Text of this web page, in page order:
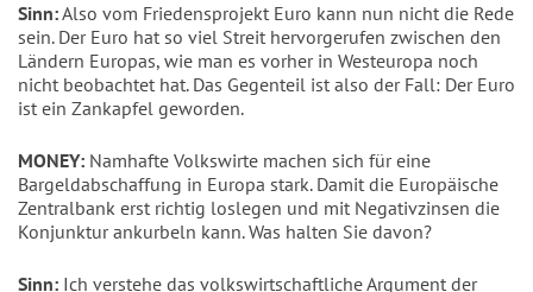
Sinn:Also vom Friedensprojekt Euro kann nun nicht die Rede
sein. Der Euro hat so viel Streit hervorgerufen zwischen den
Ländern Europas, wie man es vorher in Westeuropa noch
nicht beobachtet hat. Das Gegenteil ist also der Fall: Der Euro
ist ein Zankapfel geworden.
MONEY: Namhafte Volkswirte machen sich für eine
Bargeldabschaffung in Europa stark. Damit die Europäische
Zentralbank erst richtig loslegen und mit Negativzinsen die
Konjunktur ankurbeln kann. Was halten Sie davon?
Sinn: Ich verstehe das volkswirtschaftliche Argument der